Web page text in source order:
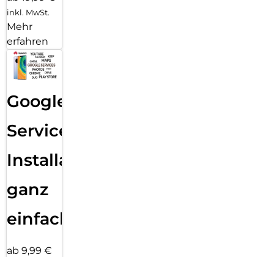
inkl. MwSt.
Mehr
erfahren
Google
Services
Installation
ganz
einfach
ab 9,99 €